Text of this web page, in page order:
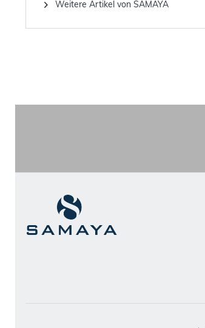
Weitere Artikel von SAMAYA